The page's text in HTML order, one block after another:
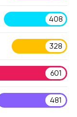
408
328
601
481